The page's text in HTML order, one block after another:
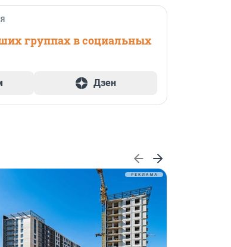
группах в социальных
Дзен